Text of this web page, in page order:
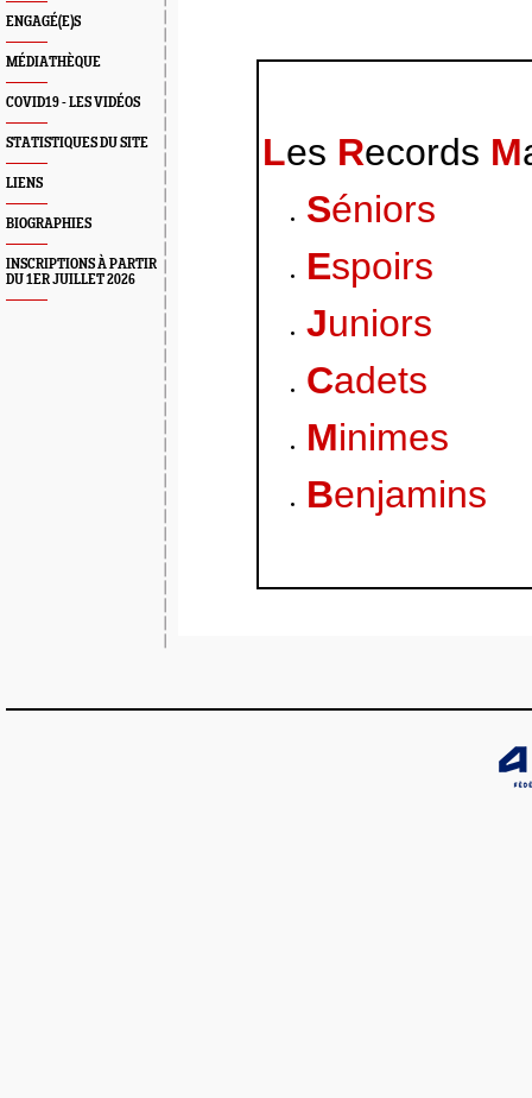
ENGAGÉ(E)S
MÉDIATHÈQUE
COVID19 - LES VIDÉOS
STATISTIQUES DU SITE
LIENS
BIOGRAPHIES
INSCRIPTIONS À PARTIR
DU 1ER JUILLET 2026
Les Records M
Séniors
Espoirs
Juniors
Cadets
Minimes
Benjamins